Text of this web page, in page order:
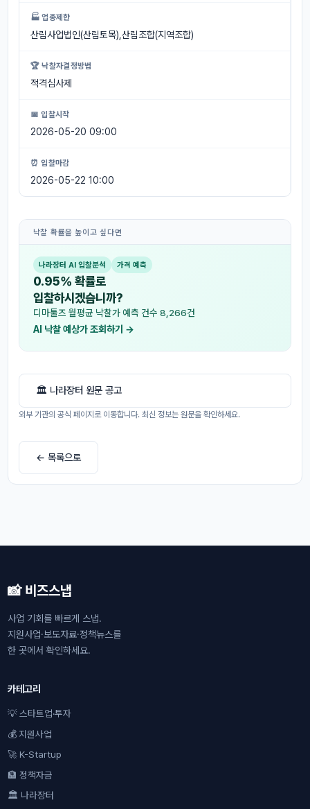
🏭 업종제한
산림사업법인(산림토목),산림조합(지역조합)
🏆 낙찰자결정방법
적격심사제
📅 입찰시작
2026-05-20 09:00
⏰ 입찰마감
2026-05-22 10:00
낙찰 확률을 높이고 싶다면
나라장터 AI 입찰분석 가격 예측
0.95% 확률로
입찰하시겠습니까?
디마툴즈 월평균 낙찰가 예측 건수 8,266건
AI 낙찰 예상가 조회하기 →
🏛 나라장터 원문 공고
외부 기관의 공식 페이지로 이동합니다. 최신 정보는 원문을 확인하세요.
← 목록으로
📸 비즈스냅
사업 기회를 빠르게 스냅.
지원사업·보도자료·정책뉴스를
한 곳에서 확인하세요.
카테고리
💡 스타트업·투자
💰 지원사업
🚀 K-Startup
🏦 정책자금
🏛 나라장터